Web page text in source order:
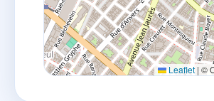
Leaflet | ©